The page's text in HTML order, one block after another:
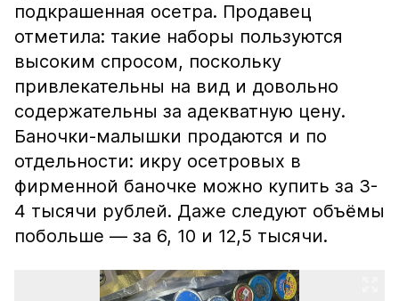
подкрашенная осетра. Продавец
отметила: такие наборы пользуются
высоким спросом, поскольку
привлекательны на вид и довольно
содержательны за адекватную цену.
Баночки-малышки продаются и по
отдельности: икру осетровых в
фирменной баночке можно купить за 3-
4 тысячи рублей. Даже следуют объёмы
побольше — за 6, 10 и 12,5 тысячи.